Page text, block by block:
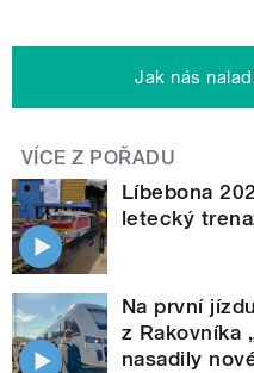
Jak nás
VÍCE Z POŘADU
Líbebona
letecký
Na první
z Rakovníka
nasadily